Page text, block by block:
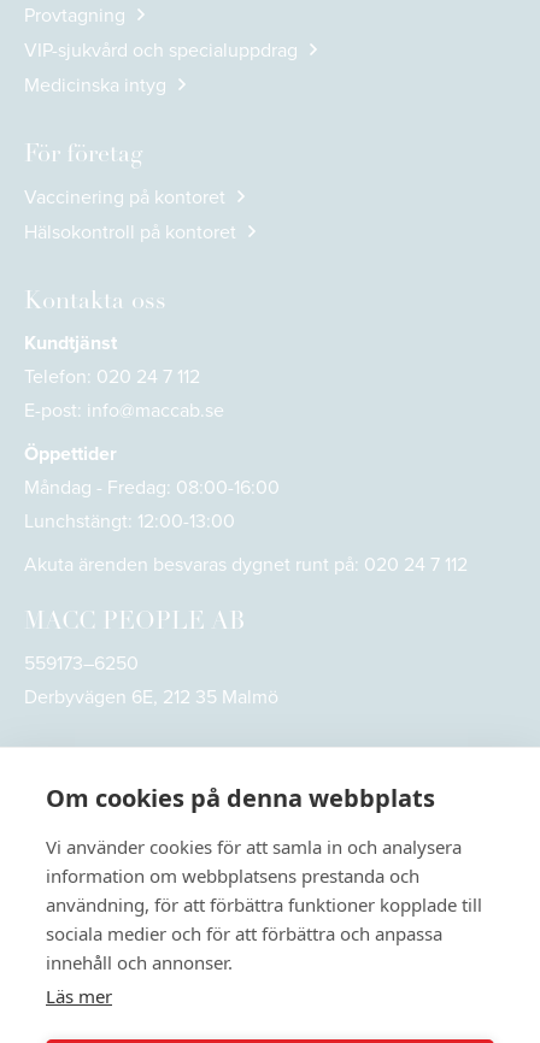
Provtagning
VIP-sjukvård och specialuppdrag
Medicinska intyg
För företag
Vaccinering på kontoret
Hälsokontroll på kontoret
Kontakta oss
Kundtjänst
Telefon: 020 24 7 112
E-post: info@maccab.se
Öppettider
Måndag - Fredag: 08:00-16:00
Lunchstängt: 12:00-13:00
Akuta ärenden besvaras dygnet runt på: 020 24 7 112
MACC PEOPLE AB
559173–6250
Derbyvägen 6E, 212 35 Malmö
Om cookies på denna webbplats
Vi använder cookies för att samla in och analysera
information om webbplatsens prestanda och
användning, för att förbättra funktioner kopplade till
sociala medier och för att förbättra och anpassa
innehåll och annonser.
Läs mer